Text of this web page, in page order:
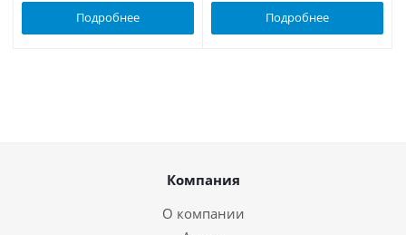
Подробнее Подробнее
Компания
О компании